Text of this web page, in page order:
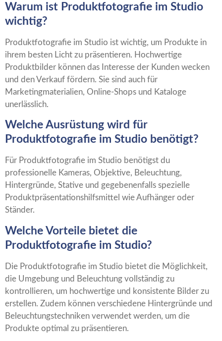
Warum ist Produktfotografie im Studio
wichtig?
Produktfotografie im Studio ist wichtig, um Produkte in
ihrem besten Licht zu präsentieren. Hochwertige
Produktbilder können das Interesse der Kunden wecken
und den Verkauf fördern. Sie sind auch für
Marketingmaterialien, Online-Shops und Kataloge
unerlässlich.
Welche Ausrüstung wird für
Produktfotografie im Studio benötigt?
Für Produktfotografie im Studio benötigst du
professionelle Kameras, Objektive, Beleuchtung,
Hintergründe, Stative und gegebenenfalls spezielle
Produktpräsentationshilfsmittel wie Aufhänger oder
Ständer.
Welche Vorteile bietet die
Produktfotografie im Studio?
Die Produktfotografie im Studio bietet die Möglichkeit,
die Umgebung und Beleuchtung vollständig zu
kontrollieren, um hochwertige und konsistente Bilder zu
erstellen. Zudem können verschiedene Hintergründe und
Beleuchtungstechniken verwendet werden, um die
Produkte optimal zu präsentieren.